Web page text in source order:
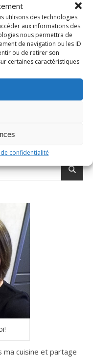
utilisons des technologies
aux informations des
nous permettra de
de navigation ou les ID
ou de retirer son
certaines caractéristiques
confidentialité
ma cuisine et partage